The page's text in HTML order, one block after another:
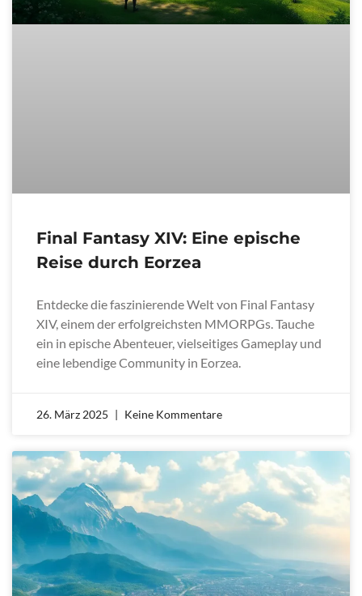
Final Fantasy XIV: Eine epische
Reise durch Eorzea
Entdecke die faszinierende Welt von Final Fantasy
XIV, einem der erfolgreichsten MMORPGs. Tauche
ein in epische Abenteuer, vielseitiges Gameplay und
eine lebendige Community in Eorzea.
26. März 2025 Keine Kommentare